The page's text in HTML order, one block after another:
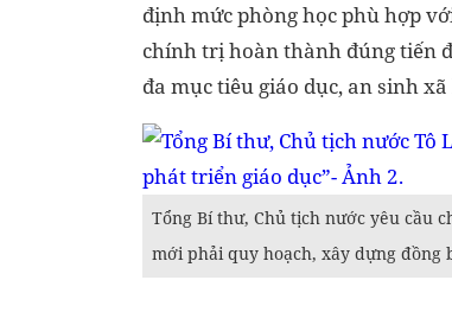
định mức phòng học phù hợp
chính trị hoàn thành đúng tiến
đa mục tiêu giáo dục, an sinh xã
Tổng Bí thư, Chủ tịch nước yêu cầu
mới phải quy hoạch, xây dựng đồng